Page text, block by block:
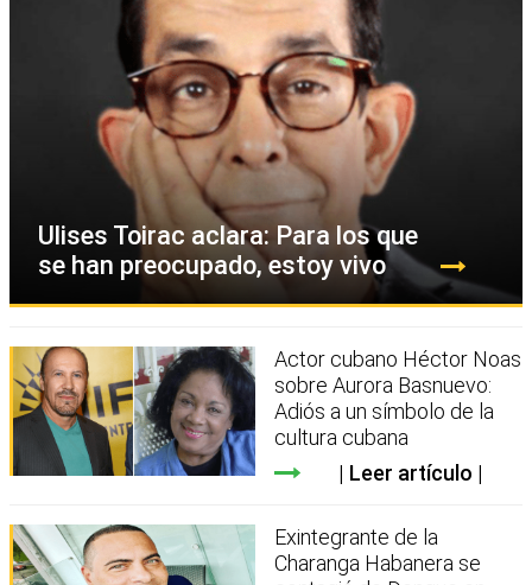
Ulises Toirac aclara: Para los que
se han preocupado, estoy vivo
Actor cubano Héctor Noas
sobre Aurora Basnuevo:
Adiós a un símbolo de la
cultura cubana
Leer artículo
Exintegrante de la
Charanga Habanera se